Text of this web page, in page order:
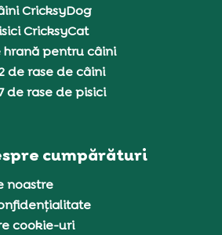
CricksyDog
CricksyCat
hrană pentru câini
de rase de câini
de rase de pisici
cumpărături
noastre
cookie-uri